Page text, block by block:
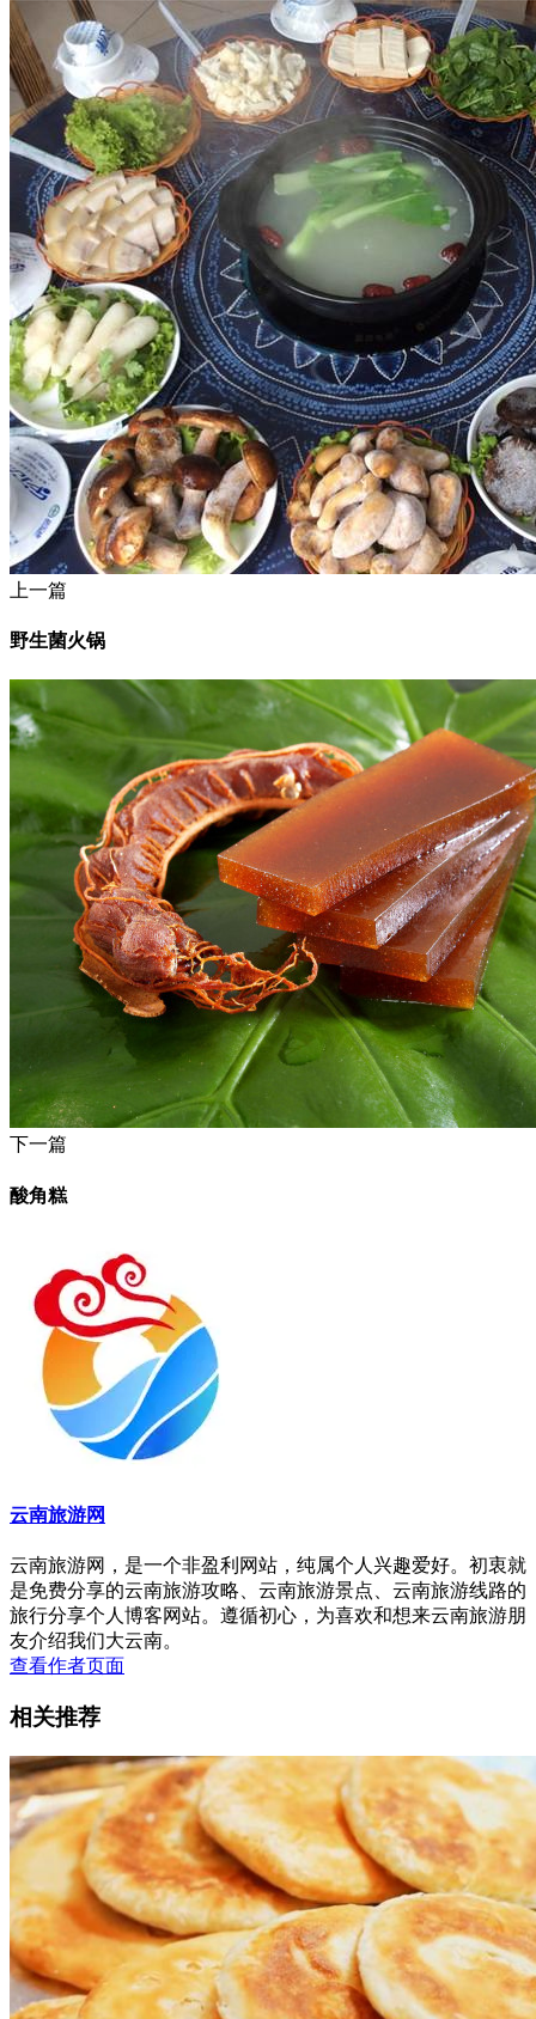
上一篇
野生菌火锅
下一篇
酸角糕
云南旅游网
云南旅游网，是一个非盈利网站，纯属个人兴趣爱好。初衷就
是免费分享的云南旅游攻略、云南旅游景点、云南旅游线路的
旅行分享个人博客网站。遵循初心，为喜欢和想来云南旅游朋
友介绍我们大云南。
查看作者页面
相关推荐